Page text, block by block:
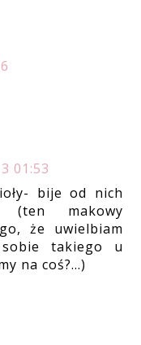
01:53
bije od nich
(ten makowy
że uwielbiam
takiego u
na coś?...)